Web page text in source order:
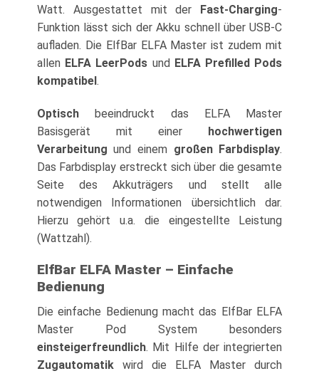
Watt. Ausgestattet mit der Fast-Charging-
Funktion lässt sich der Akku schnell über USB-C
aufladen. Die ElfBar ELFA Master ist zudem mit
allen ELFA LeerPods und ELFA Prefilled Pods
kompatibel.
Optischbeeindruckt das ELFA Master
Basisgerät mit einer hochwertigen
Verarbeitung und einem großen Farbdisplay.
Das Farbdisplay erstreckt sich über die gesamte
Seite des Akkuträgers und stellt alle
notwendigen Informationen übersichtlich dar.
Hierzu gehört u.a. die eingestellte Leistung
(Wattzahl).
ElfBar ELFA Master – Einfache
Bedienung
Die einfache Bedienung macht das ElfBar ELFA
Master Pod System besonders
einsteigerfreundlich. Mit Hilfe der integrierten
Zugautomatikwird die ELFA Master durch